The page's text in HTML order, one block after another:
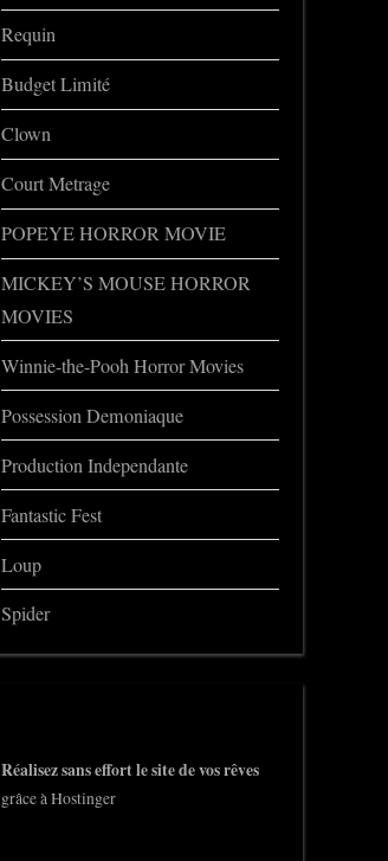
Requin
Budget Limité
Clown
Court Metrage
POPEYE HORROR MOVIE
MICKEY’S MOUSE HORROR
MOVIES
Winnie-the-Pooh Horror Movies
Possession Demoniaque
Production Independante
Fantastic Fest
Loup
Spider
Réalisez sans effort le site de vos rêves
grâce à Hostinger